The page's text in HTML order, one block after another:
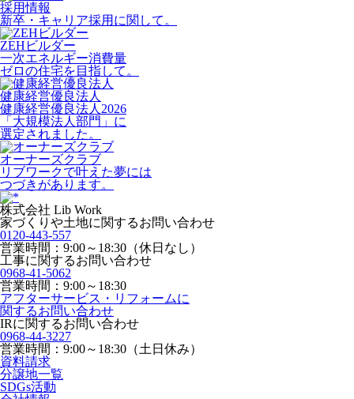
採用情報
新卒・キャリア採用に関して。
ZEHビルダー
一次エネルギー消費量
ゼロの住宅を目指して。
健康経営優良法人
健康経営優良法人2026
「大規模法人部門」に
選定されました。
オーナーズクラブ
リブワークで叶えた夢には
つづきがあります。
株式会社 Lib Work
家づくりや土地に関するお問い合わせ
0120-443-557
営業時間：9:00～18:30（休日なし）
工事に関するお問い合わせ
0968-41-5062
営業時間：9:00～18:30
アフターサービス・リフォームに
関するお問い合わせ
IRに関するお問い合わせ
0968-44-3227
営業時間：9:00～18:30（土日休み）
資料請求
分譲地一覧
SDGs活動